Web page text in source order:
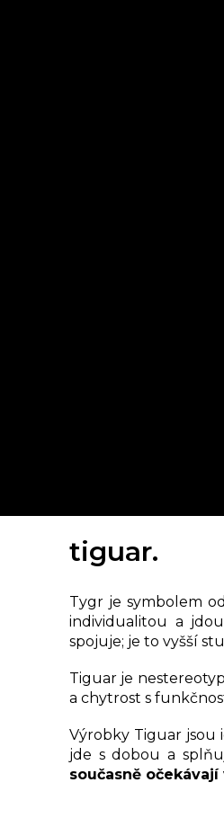
tiguar.
Tygr je symbolem
individualitou a
spojuje; je to vyšší
Tiguar je
a chytrost s
Výrobky Tiguar
jde s dobou a
současně